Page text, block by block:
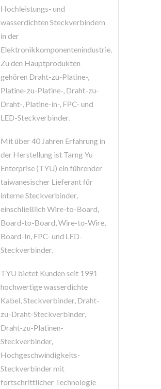
Hochleistungs- und
wasserdichten Steckverbindern
in der
Elektronikkomponentenindustrie.
Zu den Hauptprodukten
gehören Draht-zu-Platine-,
Platine-zu-Platine-, Draht-zu-
Draht-, Platine-in-, FPC- und
LED-Steckverbinder.
Mit über 40 Jahren Erfahrung in
der Herstellung ist Tarng Yu
Enterprise (TYU) ein führender
taiwanesischer Lieferant für
interne Steckverbinder,
einschließlich Wire-to-Board,
Board-to-Board, Wire-to-Wire,
Board-In, FPC- und LED-
Steckverbinder.
TYU bietet Kunden seit 1991
hochwertige wasserdichte
Kabel, Steckverbinder, Draht-
zu-Draht-Steckverbinder,
Draht-zu-Platinen-
Steckverbinder,
Hochgeschwindigkeits-
Steckverbinder mit
fortschrittlicher Technologie